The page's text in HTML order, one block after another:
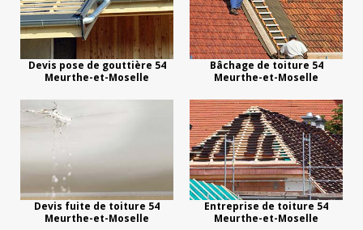
Devis pose de gouttière 54
Meurthe-et-Moselle
Bâchage de toiture 54
Meurthe-et-Moselle
Devis fuite de toiture 54
Meurthe-et-Moselle
Entreprise de toiture 54
Meurthe-et-Moselle